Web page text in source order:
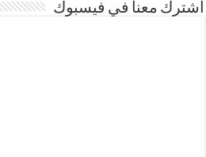
اشترك معنا في فيسبوك